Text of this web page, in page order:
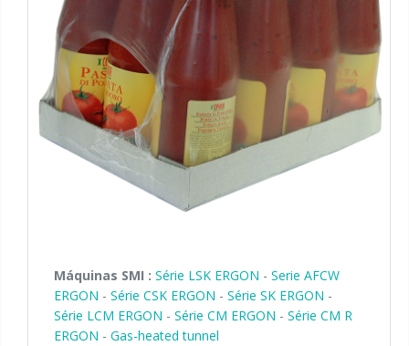
Máquinas SMI : Série LSK ERGON - Serie AFCW
ERGON - Série CSK ERGON - Série SK ERGON -
Série LCM ERGON - Série CM ERGON - Série CM R
ERGON - Gas-heated tunnel